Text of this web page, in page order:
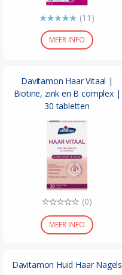
MEER INFO
(11)
Davitamon Haar Vitaal |
Biotine, zink en B complex |
30 tabletten
MEER INFO
(0)
Davitamon Huid Haar Nagels